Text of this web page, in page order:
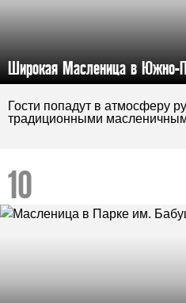
Широкая Масленица в Южно-
Гости попадут в атмосферу
традиционными